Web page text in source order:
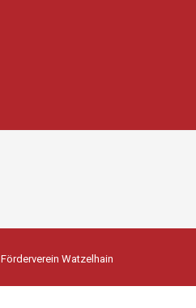
Förderverein Watzelhain